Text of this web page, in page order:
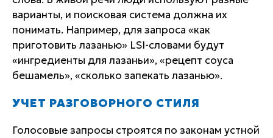
варианты, и поисковая система должна их
понимать. Например, для запроса «как
приготовить лазанью» LSI-словами будут
«ингредиенты для лазаньи», «рецепт соуса
бешамель», «сколько запекать лазанью».
УЧЕТ РАЗГОВОРНОГО СТИЛЯ
Голосовые запросы строятся по законам устной